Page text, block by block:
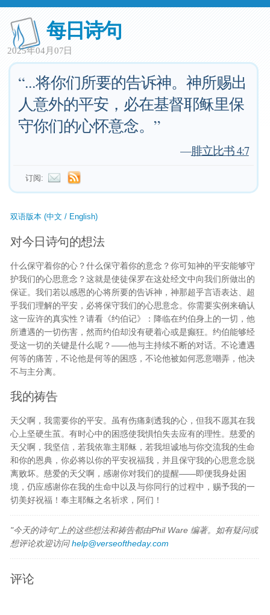
每日诗句
2025年04月07日
“...将你们所要的告诉神。神所赐出
人意外的平安，必在基督耶稣里保
守你们的心怀意念。”
—腓立比书 4:7
订阅:
双语版本 (中文 / English)
对今日诗句的想法
什么保守着你的心？什么保守着你的意念？你可知神的平安能够守
护我们的心思意念？这就是使徒保罗在这处经文中向我们所做出的
保证。我们若以感恩的心将所要的告诉神，神那超乎言语表达、超
乎我们理解的平安，必将保守我们的心思意念。你需要实例来确认
这一应许的真实性？请看《约伯记》：降临在约伯身上的一切，他
所遭遇的一切伤害，然而约伯却没有硬着心或是癫狂。约伯能够经
受这一切的关键是什么呢？——他与主持续不断的对话。不论遭遇
何等的痛苦，不论他是何等的困惑，不论他被如何恶意嘲弄，他决
不与主分离。
我的祷告
天父啊，我需要你的平安。虽有伤痛刺透我的心，但我不愿其在我
心上坚硬生茧。有时心中的困惑使我惧怕失去应有的理性。慈爱的
天父啊，我坚信，若我依靠主耶稣，若我坦诚地与你交流我的生命
和你的恩典，你必将以你的平安祝福我，并且保守我的心思意念脱
离败坏。慈爱的天父啊，感谢你对我们的提醒——即便我身处困
境，仍应感谢你在我的生命中以及与你同行的过程中，赐予我的一
切美好祝福！奉主耶稣之名祈求，阿们！
"今天的诗句"上的这些想法和祷告都由Phil Ware 编著。如有疑问或
想评论欢迎访问help@verseoftheday.com
评论